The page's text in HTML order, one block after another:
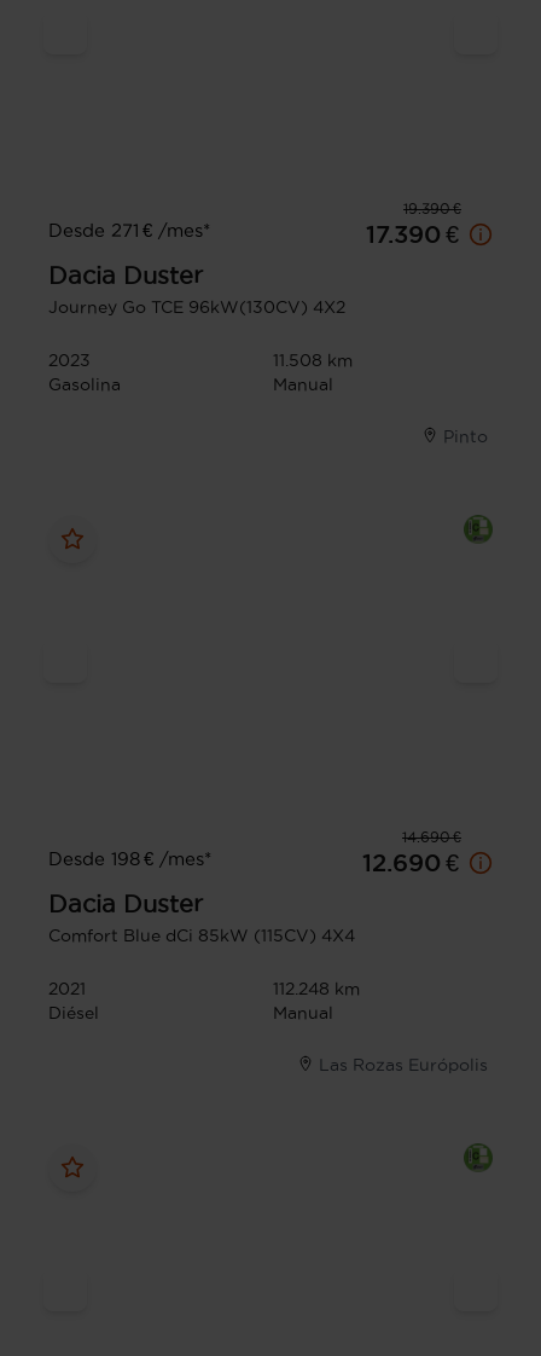
19.390 €
Desde 271 € /mes*
17.390 €
Dacia Duster
Journey Go TCE 96kW(130CV) 4X2
2023
11.508 km
Gasolina
Manual
Pinto
14.690 €
Desde 198 € /mes*
12.690 €
Dacia Duster
Comfort Blue dCi 85kW (115CV) 4X4
2021
112.248 km
Diésel
Manual
Las Rozas Európolis